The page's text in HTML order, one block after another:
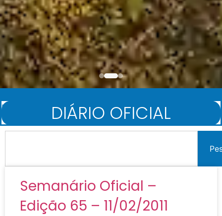
DIÁRIO OFICIAL
Início Diário Oficial
Semanário Oficial –
Edição 65 – 11/02/2011